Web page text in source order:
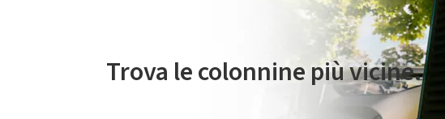
Trova le colonnine più vicine.